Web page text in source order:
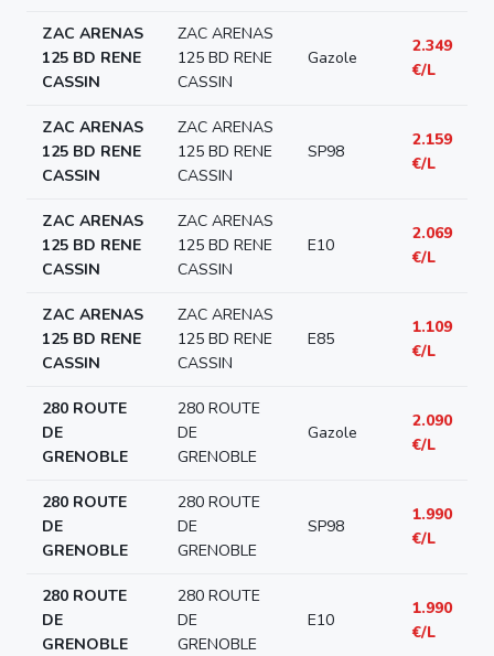
ZAC ARENAS
125 BD RENE
CASSIN
ZAC ARENAS
125 BD RENE
CASSIN
Gazole
2.349
€/L
ZAC ARENAS
125 BD RENE
CASSIN
ZAC ARENAS
125 BD RENE
CASSIN
SP98
2.159
€/L
ZAC ARENAS
125 BD RENE
CASSIN
ZAC ARENAS
125 BD RENE
CASSIN
E10
2.069
€/L
ZAC ARENAS
125 BD RENE
CASSIN
ZAC ARENAS
125 BD RENE
CASSIN
E85
1.109
€/L
280 ROUTE
DE
GRENOBLE
280 ROUTE
DE
GRENOBLE
Gazole
2.090
€/L
280 ROUTE
DE
GRENOBLE
280 ROUTE
DE
GRENOBLE
SP98
1.990
€/L
280 ROUTE
DE
GRENOBLE
280 ROUTE
DE
GRENOBLE
E10
1.990
€/L